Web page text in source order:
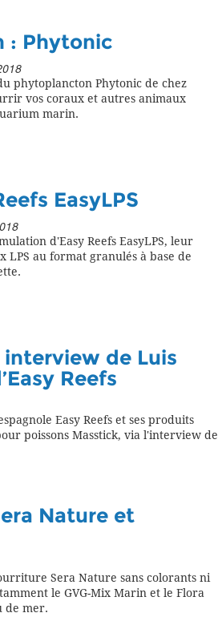
: Phytonic
phytoplancton Phytonic de chez
vos coraux et autres animaux
marin.
EasyLPS
d'Easy Reefs EasyLPS, leur
au format granulés à base de
interview de Luis
Reefs
Easy Reefs et ses produits
poissons Masstick, via l'interview de
Nature et
Sera Nature sans colorants ni
le GVG-Mix Marin et le Flora
de mer.